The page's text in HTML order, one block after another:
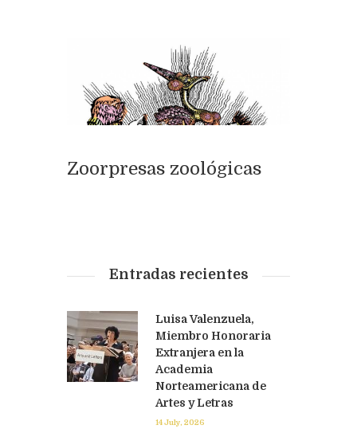
Zoorpresas zoológicas
Entradas recientes
Luisa Valenzuela,
Miembro Honoraria
Extranjera en la
Academia
Norteamericana de
Artes y Letras
14 July, 2026